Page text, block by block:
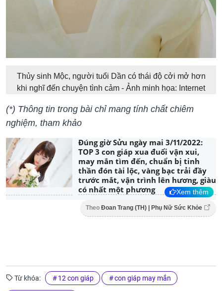
Thủy sinh Mộc, người tuổi Dần có thái độ cởi mở hơn
khi nghĩ đến chuyện tình cảm - Ảnh minh họa: Internet
(*) Thông tin trong bài chỉ mang tính chất chiêm
nghiệm, tham khảo
Đúng giờ Sửu ngày mai 3/11/2022:
TOP 3 con giáp xua đuổi vận xui,
may mắn tìm đến, chuẩn bị tinh
thần đón tài lộc, vàng bạc trải đầy
trước mắt, vận trình lên hương, giàu
có nhất một phương
Xem thêm
Theo Đoan Trang (TH) | Phụ Nữ Sức Khỏe
Từ khóa: 12 con giáp con giáp may mắn